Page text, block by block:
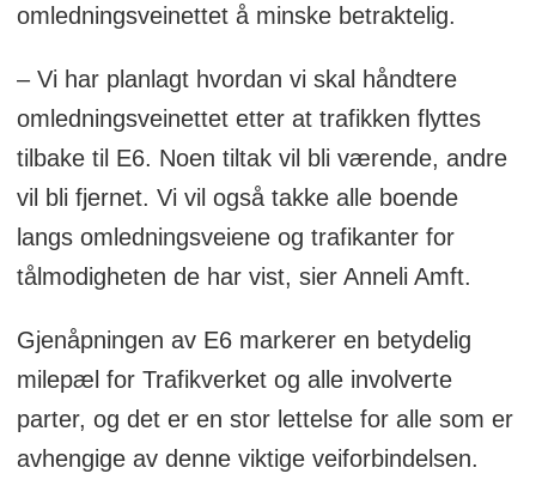
omledningsveinettet å minske betraktelig.
– Vi har planlagt hvordan vi skal håndtere
omledningsveinettet etter at trafikken flyttes
tilbake til E6. Noen tiltak vil bli værende, andre
vil bli fjernet. Vi vil også takke alle boende
langs omledningsveiene og trafikanter for
tålmodigheten de har vist, sier Anneli Amft.
Gjenåpningen av E6 markerer en betydelig
milepæl for Trafikverket og alle involverte
parter, og det er en stor lettelse for alle som er
avhengige av denne viktige veiforbindelsen.